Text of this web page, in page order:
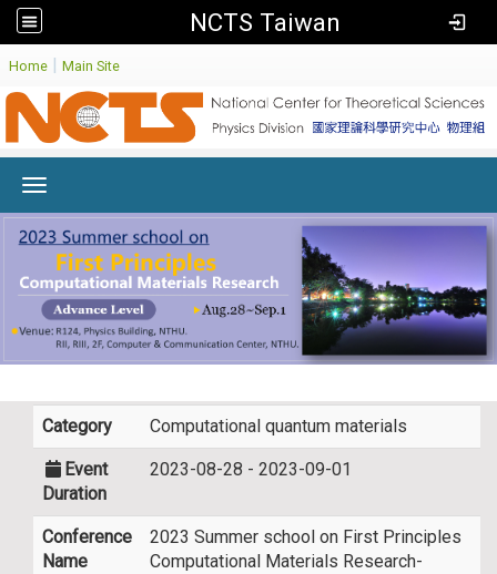
NCTS Taiwan
Home | Main Site
Category Computational quantum materials
Event
Duration
2023-08-28 - 2023-09-01
Conference
Name
2023 Summer school on First Principles
Computational Materials Research-